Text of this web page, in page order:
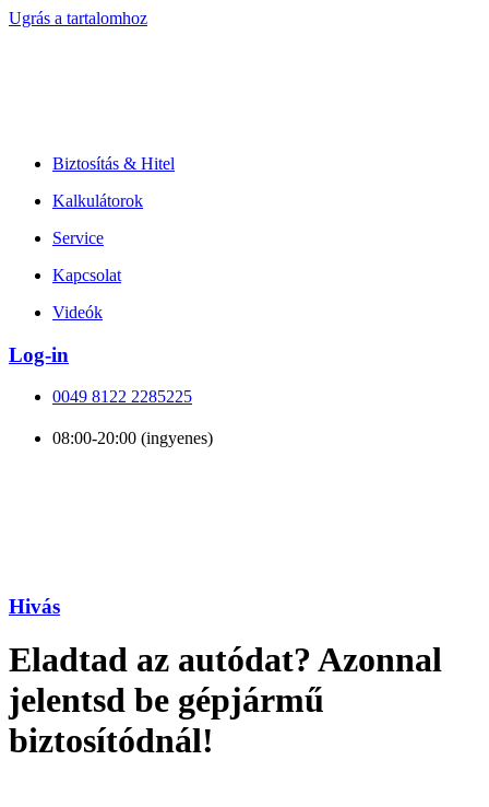
Ugrás a tartalomhoz
Biztosítás & Hitel
Kalkulátorok
Service
Kapcsolat
Videók
Log-in
0049 8122 2285225
08:00-20:00 (ingyenes)
Hivás
Eladtad az autódat? Azonnal
jelentsd be gépjármű
biztosítódnál!